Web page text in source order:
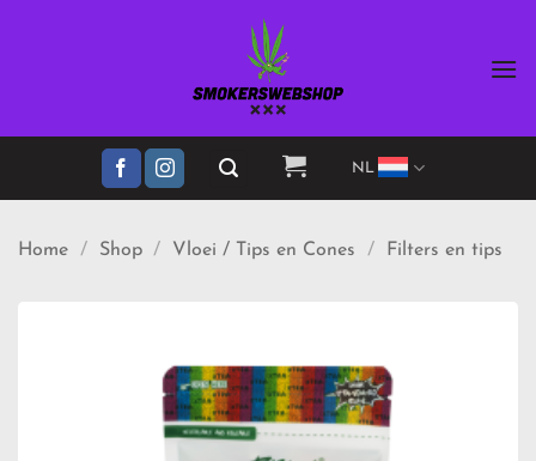
NL
Home / Shop / Vloei / Tips en Cones / Filters en tips